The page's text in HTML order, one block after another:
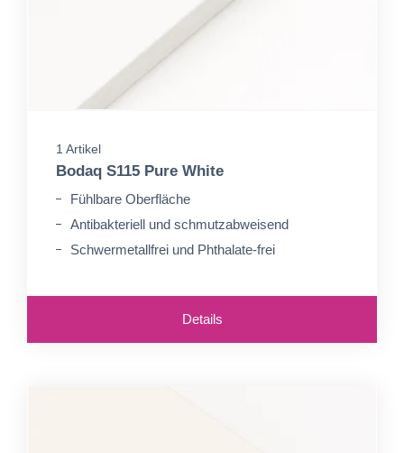
1 Artikel
Bodaq S115 Pure White
Fühlbare Oberfläche
Antibakteriell und schmutzabweisend
Schwermetallfrei und Phthalate-frei
Details